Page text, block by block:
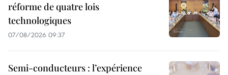
réforme de quatre lois
technologiques
07/08/2026 09:37
Semi-conducteurs : l’expérience